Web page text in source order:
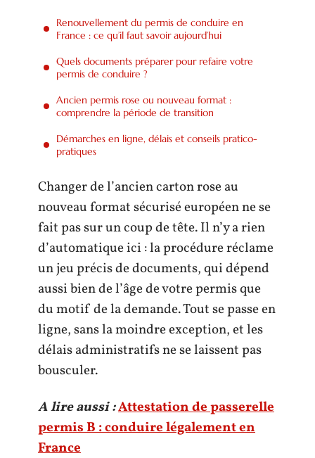
Renouvellement du permis de conduire en
France : ce qu’il faut savoir aujourd’hui
Quels documents préparer pour refaire votre
permis de conduire ?
Ancien permis rose ou nouveau format :
comprendre la période de transition
Démarches en ligne, délais et conseils pratico-
pratiques
Changer de l’ancien carton rose au
nouveau format sécurisé européen ne se
fait pas sur un coup de tête. Il n’y a rien
d’automatique ici : la procédure réclame
un jeu précis de documents, qui dépend
aussi bien de l’âge de votre permis que
du motif de la demande. Tout se passe en
ligne, sans la moindre exception, et les
délais administratifs ne se laissent pas
bousculer.
A lire aussi :Attestation de passerelle
permis B : conduire légalement en
France